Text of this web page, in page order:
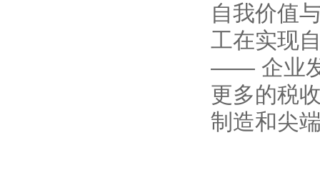
自我价值
工在实现
—— 企业发
更多的税
制造和尖